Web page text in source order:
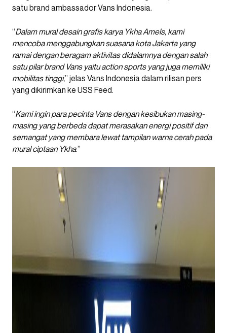
satu brand ambassador Vans Indonesia.
“Dalam mural desain grafis karya Ykha Amels, kami
mencoba menggabungkan suasana kota Jakarta yang
ramai dengan beragam aktivitas didalamnya dengan salah
satu pilar brand Vans yaitu action sports yang juga memiliki
mobilitas tinggi,” jelas Vans Indonesia dalam rilisan pers
yang dikirimkan ke USS Feed.
“Kami ingin para pecinta Vans dengan kesibukan masing-
masing yang berbeda dapat merasakan energi positif dan
semangat yang membara lewat tampilan warna cerah pada
mural ciptaan Ykha.”